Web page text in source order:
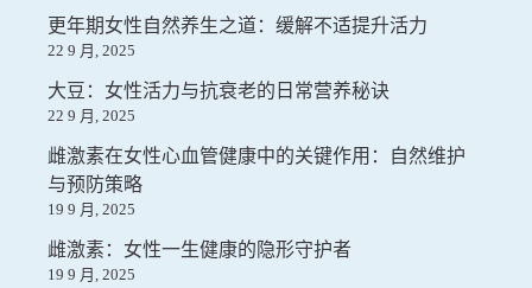
更年期女性自然养生之道：缓解不适提升活力
22 9 月, 2025
大豆：女性活力与抗衰老的日常营养秘诀
22 9 月, 2025
雌激素在女性心血管健康中的关键作用：自然维护
与预防策略
19 9 月, 2025
雌激素：女性一生健康的隐形守护者
19 9 月, 2025